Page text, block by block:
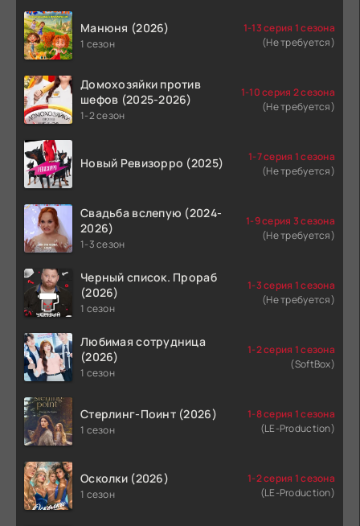
Манюня (2026)
1 сезон
1-13 серия 1 сезона
(Не требуется)
Домохозяйки против
шефов (2025-2026)
1-2 сезон
1-10 серия 2 сезона
(Не требуется)
Новый Ревизорро (2025)
1-7 серия 1 сезона
(Не требуется)
Свадьба вслепую (2024-
2026)
1-3 сезон
1-9 серия 3 сезона
(Не требуется)
Черный список. Прораб
(2026)
1 сезон
1-3 серия 1 сезона
(Не требуется)
Любимая сотрудница
(2026)
1 сезон
1-2 серия 1 сезона
(SoftBox)
Стерлинг-Поинт (2026)
1 сезон
1-8 серия 1 сезона
(LE-Production)
Осколки (2026)
1 сезон
1-2 серия 1 сезона
(LE-Production)